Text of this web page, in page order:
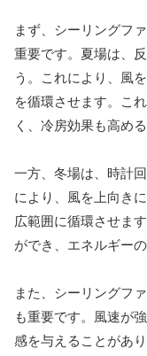
まず、シーリングフ
重要です。夏場は、
う。これにより、風
を循環させます。こ
く、冷房効果も高め
一方、冬場は、時計
により、風を上向き
広範囲に循環させま
ができ、エネルギー
また、シーリングフ
も重要です。風速が
感を与えることがあ